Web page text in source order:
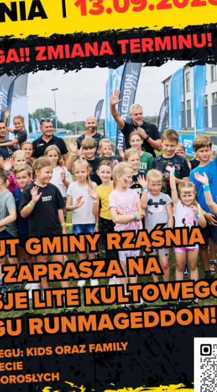
605 - 446 - 306
- 61 - 66, kom. 513 - 415 -
- 75 - 38, kom. 517 - 654 - 307
- 721 - 041
607 - 440 - 268 oc@rzasnia.pl
podawczą na platformie ePUAP,adres:
w szczególnych i ważnych przypadkach,
Gminy Rząśnia: ESBank Bank Spółdzielczy w
Apelujemy również do Mieszkańców o
oraz zbiorowego gromadzenia się i